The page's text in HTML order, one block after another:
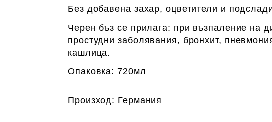
Без добавена захар, оцветители и
Черен бъз се прилага: при възпаление на
простудни заболявания, бронхит,
кашлица.
Опаковка: 720мл
Произход: Германия